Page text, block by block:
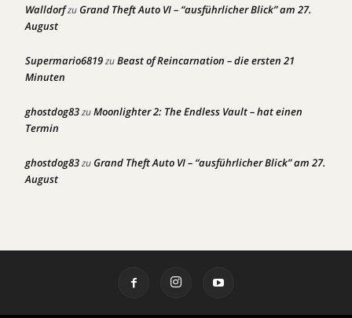
WalldorfzuGrand Theft Auto VI – “ausführlicher Blick” am 27.
August
Supermario6819zuBeast of Reincarnation – die ersten 21
Minuten
ghostdog83zuMoonlighter 2: The Endless Vault – hat einen
Termin
ghostdog83zuGrand Theft Auto VI – “ausführlicher Blick” am 27.
August